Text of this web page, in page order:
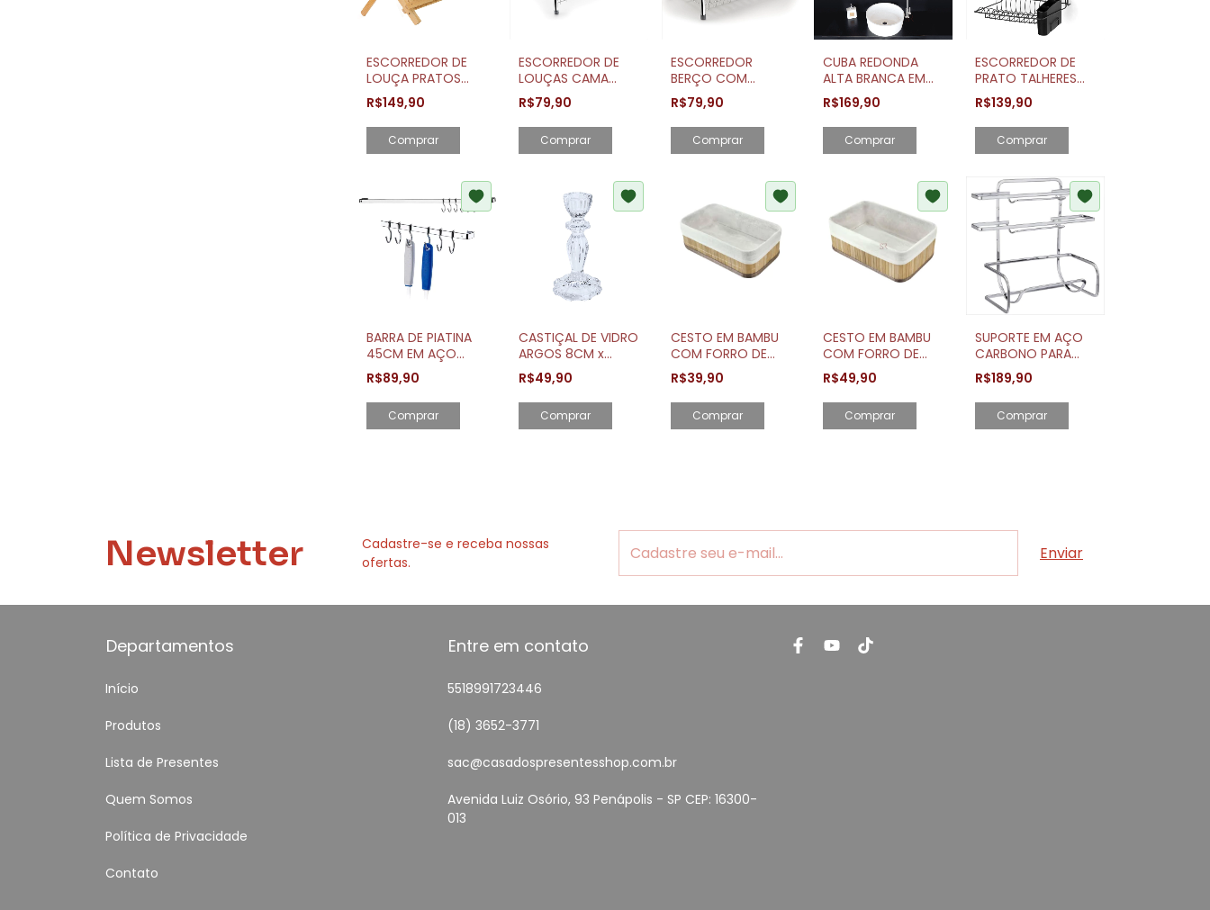
ESCORREDOR DE
LOUÇA PRATOS
DOBRÁVEL EM
BAMBU NATURAL
ORIGINAL
R$149,90
Comprar
ESCORREDOR DE
LOUÇAS CAMA
TUBO CROMADO -
ARTHI
R$79,90
Comprar
ESCORREDOR
BERÇO COM
PORTA COPOS
CAPACIDADE 13
PRATOS
R$79,90
Comprar
CUBA REDONDA
ALTA BRANCA EM
MÁRMORE
SINTÉTICO 35,5
DIÂMETRO
R$169,90
Comprar
ESCORREDOR DE
PRATO TALHERES
COOK HOME 8
ARTHI ORIGINAL
R$139,90
Comprar
BARRA DE PIATINA
45CM EM AÇO
CARBONO
CROMADO COM 6
GANCHOS
R$89,90
CASTIÇAL DE VIDRO
ARGOS 8CM x
16CM
R$49,90
Comprar
CESTO EM BAMBU
COM FORRO DE
ALGODÃO
PEQUENO
R$39,90
Comprar
CESTO EM BAMBU
COM FORRO DE
ALGODÃO MÉDIO
R$49,90
Comprar
SUPORTE EM AÇO
CARBONO PARA
ROLO DE PAPEL
TOALHA, ALUMÍNIO
E PVC
R$189,90
Comprar
Newsletter
Cadastre-se e receba nossas
ofertas.
Departamentos
Início
Produtos
Lista de Presentes
Quem Somos
Política de Privacidade
Contato
Entre em contato
5518991723446
(18) 3652-3771
sac@casadospresentesshop.com.br
Avenida Luiz Osório, 93 Penápolis - SP CEP: 16300-
013